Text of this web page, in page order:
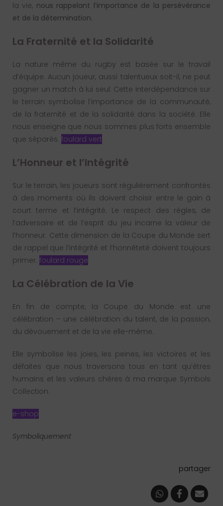
la vie, nous rappelant l’importance de la persévérance
et de la détermination.
La Fraternité et la Solidarité
La nature même du rugby est basée sur le travail
d’équipe. Aucun joueur, aussi talentueux soit-il, ne peut
gagner un match à lui seul. Cette interdépendance sur
le terrain symbolise l’importance de la communauté,
de la fraternité et de la solidarité dans la société. Elle
nous enseigne que nous sommes plus forts ensemble
que séparés. foulard vert
L’Honneur et l’Intégrité
Sur le terrain, les joueurs sont régulièrement confrontés
à des moments où ils doivent choisir entre le gain à
court terme et l’intégrité. Le respect des règles, de
l’adversaire et de l’esprit du jeu incarne la valeur de
l’honneur. Cette dimension de la Coupe du Monde sert
de rappel que l’intégrité et l’honnêteté doivent toujours
primer. foulard rouge
La Célébration de la Vie
En fin de compte, la Coupe du Monde est une
célébration – une célébration du talent, de la passion,
du dévouement et de la vie elle-même.
Elle symbolise les joies, les peines, les victoires et les
défaites que nous traversons tous en tant qu’êtres
humains et les valeurs chères à ma marque Symbols
Collection.
e-shop
Symboliquement
partager